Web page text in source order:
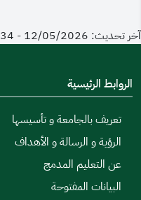
آخر تحديث: 12/05/2026 - 09:34
الروابط الرئيسية
تعريف بالجامعة و تأسيسها
الرؤية و الرسالة و الأهداف
عن التعليم المدمج
البيانات المفتوحة